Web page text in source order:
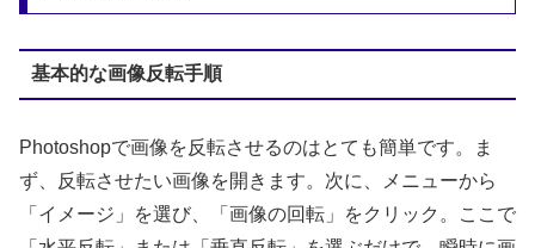
基本的な画像反転手順
Photoshopで画像を反転させるのはとても簡単です。ま
ず、反転させたい画像を開きます。次に、メニューから
「イメージ」を選び、「画像の回転」をクリック。ここで